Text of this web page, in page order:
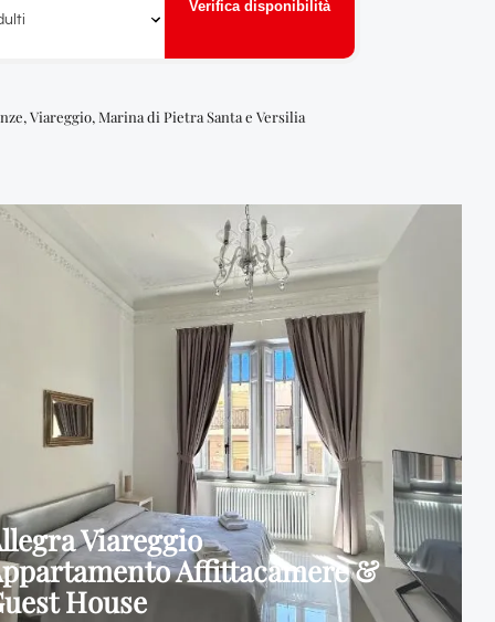
Verifica disponibilità
Viareggio, Marina di Pietra Santa e Versilia
Viareggio
Affittacamere &
House